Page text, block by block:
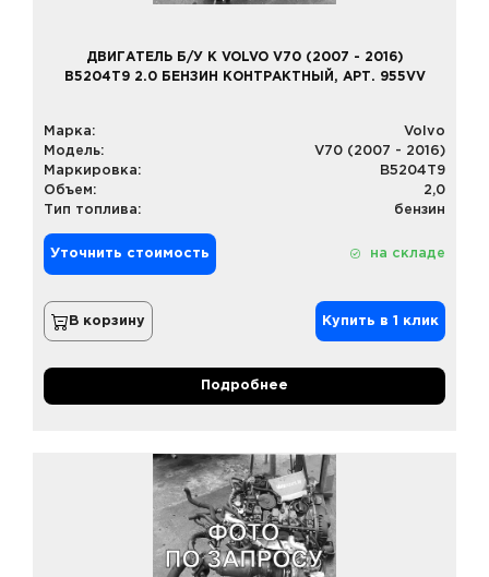
ДВИГАТЕЛЬ Б/У К VOLVO V70 (2007 - 2016)
B5204T9 2.0 БЕНЗИН КОНТРАКТНЫЙ, АРТ. 955VV
Марка:
Volvo
Модель:
V70 (2007 - 2016)
Маркировка:
B5204T9
Объем:
2,0
Тип топлива:
бензин
Уточнить стоимость на складе
В корзину Купить в 1 клик
Подробнее